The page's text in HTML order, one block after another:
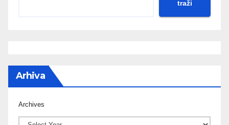
traži
Arhiva
Archives